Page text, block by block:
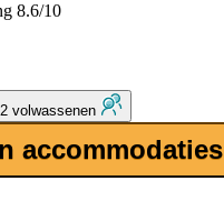
8.6/10
2 volwassenen
accommodaties